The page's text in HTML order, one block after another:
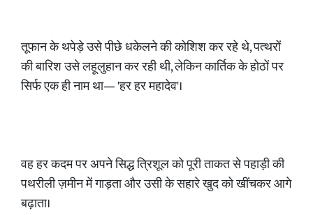
तूफान के थपेड़े उसे पीछे धकेलने की कोशिश कर रहे थे, पत्थरों
की बारिश उसे लहूलुहान कर रही थी, लेकिन कार्तिक के होठों पर
सिर्फ एक ही नाम था— 'हर हर महादेव'।
वह हर कदम पर अपने सिद्ध त्रिशूल को पूरी ताकत से पहाड़ी की
पथरीली ज़मीन में गाड़ता और उसी के सहारे खुद को खींचकर आगे
बढ़ाता।